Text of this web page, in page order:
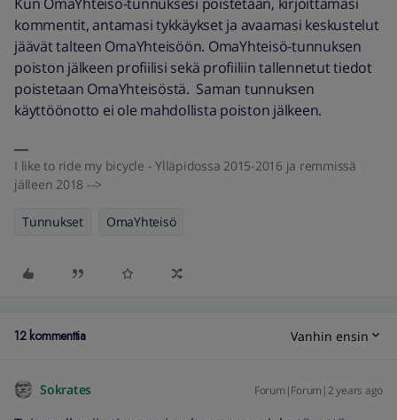
kommentit, antamasi tykkäykset ja avaamasi keskustelut
jäävät talteen OmaYhteisöön. OmaYhteisö-tunnuksen
poiston jälkeen profiilisi sekä profiiliin tallennetut tiedot
poistetaan OmaYhteisöstä. Saman tunnuksen
käyttöönotto ei ole mahdollista poiston jälkeen.
I like to ride my bicycle - Ylläpidossa 2015-2016 ja remmissä
jälleen 2018 -->
Tunnukset OmaYhteisö
12 kommenttia Vanhin ensin
Sokrates Forum|Forum|2 years ago